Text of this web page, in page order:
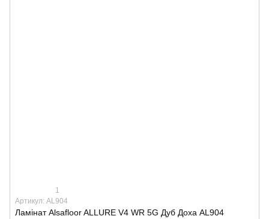
1
Артикул: AL904
Ламінат Alsafloor ALLURE V4 WR 5G Дуб Доха AL904